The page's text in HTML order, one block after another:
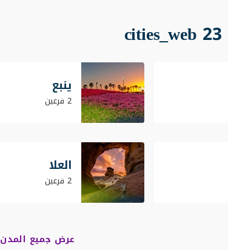
ينبع
2 فرعين
العلا
2 فرعين
عرض جميع المدن